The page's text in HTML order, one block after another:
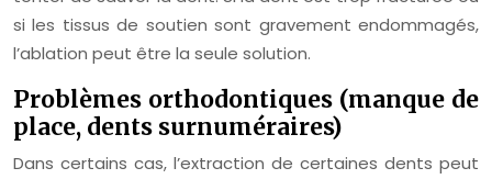
si les tissus de soutien sont gravement endommagés,
l’ablation peut être la seule solution.
Problèmes orthodontiques (manque de
place, dents surnuméraires)
Dans certains cas, l’extraction de certaines dents peut